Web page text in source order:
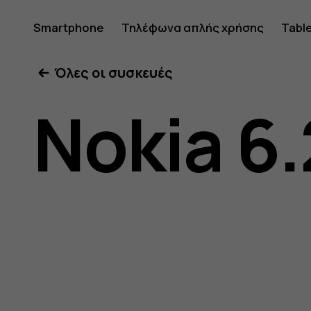
Οδηγίες
χρήσης
Nokia
Smartphone Τηλέφωνα απλής χρήσης
Όλες οι συσκευές
Nokia